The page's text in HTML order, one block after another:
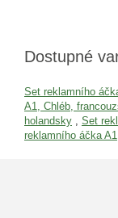
Dostupné
Set reklamního
A1, Chléb,
holandsky
Set
reklamního áčka